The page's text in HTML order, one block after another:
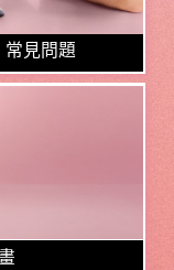
常見問題